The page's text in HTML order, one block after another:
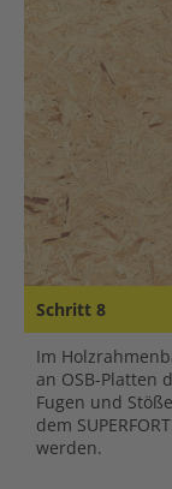
Schritt 8
Im
an OSB-Platten
Fugen und
dem
werden.